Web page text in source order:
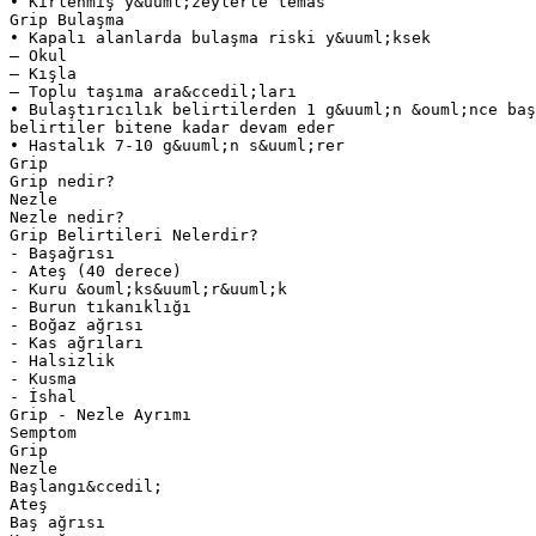
Grip Bulaşma
• Kapalı alanlarda bulaşma riski y&uuml;ksek
– Okul
– Kışla
– Toplu taşıma ara&ccedil;ları
• Bulaştırıcılık belirtilerden 1 g&uuml;n &ouml;nce
belirtiler bitene kadar devam eder
• Hastalık 7-10 g&uuml;n s&uuml;rer
Grip
Grip nedir?
Nezle
Nezle nedir?
Grip Belirtileri Nelerdir?
- Başağrısı
- Ateş (40 derece)
- Kuru &ouml;ks&uuml;r&uuml;k
- Burun tıkanıklığı
- Boğaz ağrısı
- Kas ağrıları
- Halsizlik
- Kusma
- İshal
Grip - Nezle Ayrımı
Semptom
Grip
Nezle
Başlangı&ccedil;
Ateş
Baş ağrısı